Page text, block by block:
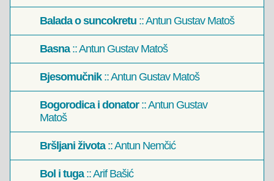
Balada o suncokretu :: Antun Gustav Matoš
Basna:: Antun Gustav Matoš
Bjesomučnik:: Antun Gustav Matoš
Bogorodica i donator:: Antun Gustav
Matoš
Bršljani života:: Antun Nemčić
Bol i tuga:: Arif Bašić